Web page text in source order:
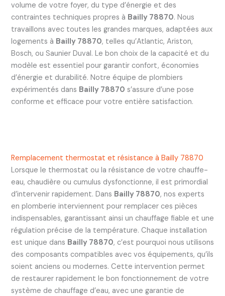
volume de votre foyer, du type d’énergie et des
contraintes techniques propres à Bailly 78870. Nous
travaillons avec toutes les grandes marques, adaptées aux
logements à Bailly 78870, telles qu’Atlantic, Ariston,
Bosch, ou Saunier Duval. Le bon choix de la capacité et du
modèle est essentiel pour garantir confort, économies
d’énergie et durabilité. Notre équipe de plombiers
expérimentés dans Bailly 78870 s’assure d’une pose
conforme et efficace pour votre entière satisfaction.
Remplacement thermostat et résistance à Bailly 78870
Lorsque le thermostat ou la résistance de votre chauffe-
eau, chaudière ou cumulus dysfonctionne, il est primordial
d’intervenir rapidement. Dans Bailly 78870, nos experts
en plomberie interviennent pour remplacer ces pièces
indispensables, garantissant ainsi un chauffage fiable et une
régulation précise de la température. Chaque installation
est unique dans Bailly 78870, c’est pourquoi nous utilisons
des composants compatibles avec vos équipements, qu’ils
soient anciens ou modernes. Cette intervention permet
de restaurer rapidement le bon fonctionnement de votre
système de chauffage d’eau, avec une garantie de